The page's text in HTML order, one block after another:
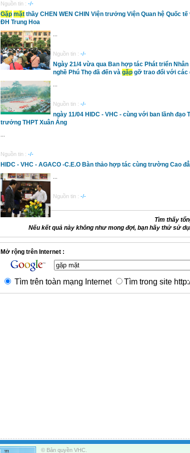
Nguồn tin : -/-
Gặp mặt thầy CHEN WEN CHIN Viện trưởng Viện Quan hệ Quốc
ĐH Trung Hoa
Nguồn tin : -/-
Ngày 21/4 vừa qua Ban hợp tác Phát triển
nghề Phú Thọ đã đến và gặp gỡ trao đổi với các
Nguồn tin : -/-
ngày 11/04 HIDC - VHC - cùng với ban lãnh đạo
trưởng THPT Xuân Áng
Nguồn tin : -/-
HIDC - VHC - AGACO -C.E.O Bàn thảo hợp tác cùng trường Cao
Nguồn tin : -/-
Tìm thấy
Nếu kết quả này không như mong đợi, bạn hãy thử sử
Mở rộng trên Internet :
Tìm trên toàn mạng Internet Tìm trong site
© Bản quyền VHC.